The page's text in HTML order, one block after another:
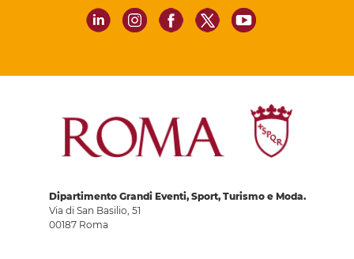
Dipartimento Grandi Eventi, Sport, Turismo e Moda.
Via di San Basilio, 51
00187 Roma